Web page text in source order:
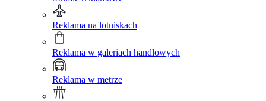
Reklama na lotniskach
Reklama w galeriach handlowych
Reklama w metrze